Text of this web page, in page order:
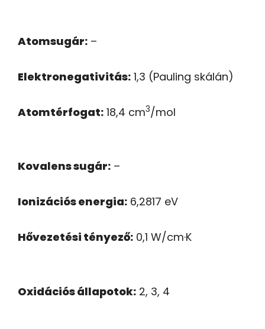
Atomsugár: –
Elektronegativitás: 1,3 (Pauling skálán)
Atomtérfogat: 18,4 cm3/mol
Kovalens sugár: –
Ionizációs energia: 6,2817 eV
Hővezetési tényező: 0,1 W/cm·K
Oxidációs állapotok: 2, 3, 4